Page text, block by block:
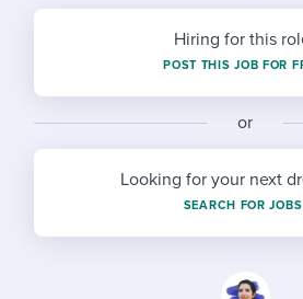
Developing &
Ensuring
Establishing
Digitizing
Candidate/
Onboarding
Step-by-step
HR terms
Workable
Pay & benefits
Overall career
Hiring for this
POST THIS JOB FOR
or
Looking for your next
SEARCH FOR JOBS